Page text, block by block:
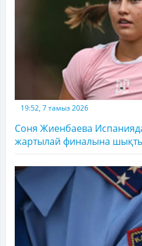
19:52, 7 тамыз 2026
Соня Жиенбаева
жартылай финалына